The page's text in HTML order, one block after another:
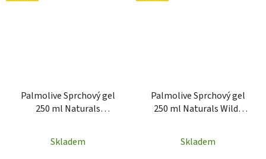
Palmolive Sprchový gel
250 ml Naturals
Skladem
Palmolive Sprchový gel
250 ml Naturals Wilde
Skladem